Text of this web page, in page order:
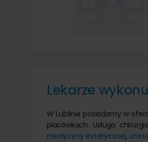
Lekarze
W Lublinie posiadamy w
placówkach. Usługa
medycyny estetycznej,